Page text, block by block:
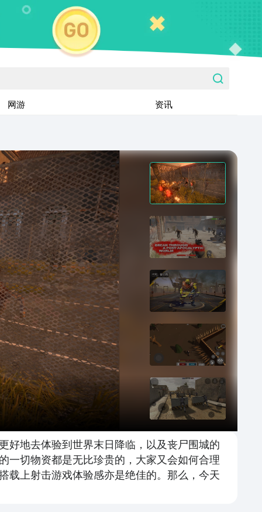
网游 资讯
好地去体验到世界末日降临，以及丧尸围城的
一切物资都是无比珍贵的，大家又会如何合理
载上射击游戏体验感亦是绝佳的。那么，今天